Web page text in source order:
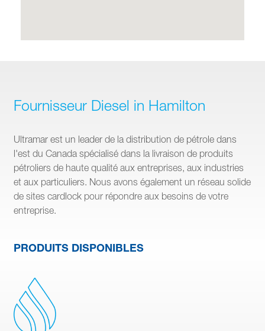
Fournisseur Diesel in Hamilton
Ultramar est un leader de la distribution de pétrole dans
l'est du Canada spécialisé dans la livraison de produits
pétroliers de haute qualité aux entreprises, aux industries
et aux particuliers. Nous avons également un réseau solide
de sites cardlock pour répondre aux besoins de votre
entreprise.
PRODUITS DISPONIBLES